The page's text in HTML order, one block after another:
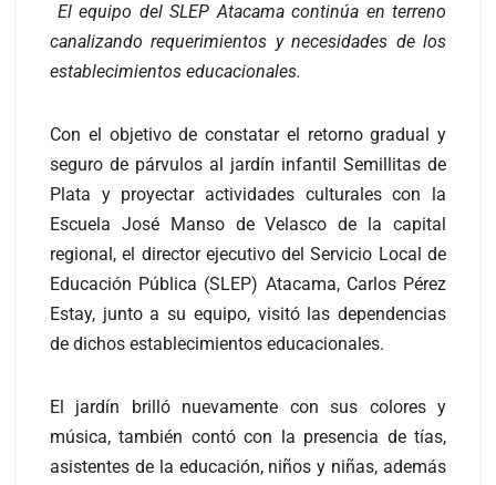
El equipo del SLEP Atacama continúa en terreno
canalizando requerimientos y necesidades de los
establecimientos educacionales.
Con el objetivo de constatar el retorno gradual y
seguro de párvulos al jardín infantil Semillitas de
Plata y proyectar actividades culturales con la
Escuela José Manso de Velasco de la capital
regional, el director ejecutivo del Servicio Local de
Educación Pública (SLEP) Atacama, Carlos Pérez
Estay, junto a su equipo, visitó las dependencias
de dichos establecimientos educacionales.
El jardín brilló nuevamente con sus colores y
música, también contó con la presencia de tías,
asistentes de la educación, niños y niñas, además